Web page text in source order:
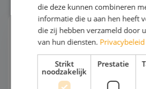
Persoonlijke
"Hoe laat je jouw leerlingen écht
een schoolreis? Naast ontdekken
ook als mens?" Die vraag houdt
bezig. Een schoolreis draait om
die deze kunnen combineren
informatie die u aan hen heeft
die zij hebben verzameld door
van hun diensten. Privacybeleid
Strikt
noodzakelijk
Prestatie